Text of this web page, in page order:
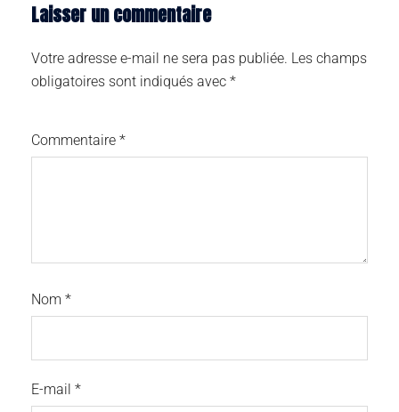
Laisser un commentaire
Votre adresse e-mail ne sera pas publiée. Les champs
obligatoires sont indiqués avec *
Commentaire *
Nom *
E-mail *